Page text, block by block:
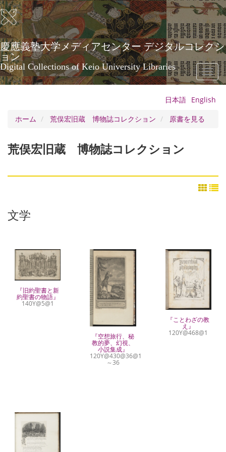
メ
イ
ン
コ
ン
テ
ン
ツ
に
慶應義塾大学メディアセンター デジタルコレクシ
ョン
Digital Collections of Keio University Libraries
Toggle
日本語 English
ホーム
荒俣宏旧蔵 博物誌コレクション 原書を見る
荒俣宏旧蔵 博物誌コレクション
文学
『旧約聖書と新
約聖書の物語』
140Y@5@1
『空想旅行、秘
教的夢、幻視、
小説集成』
120Y@430@36@1
～36
『ことわざの教
え』
120Y@468@1